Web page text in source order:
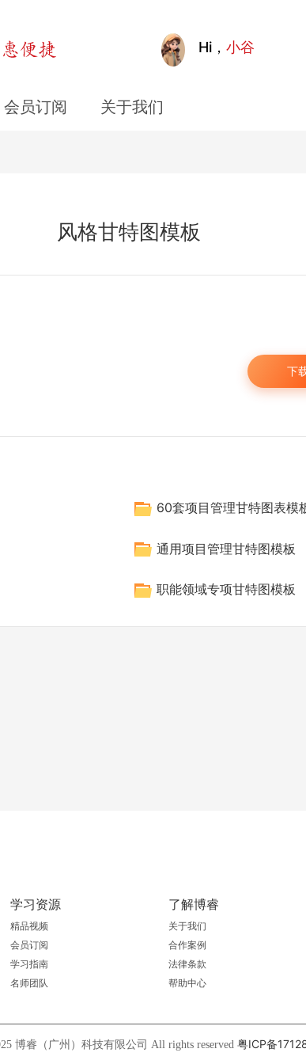
Hi， 小谷
会员订阅 关于我们
风格甘特图模板
下
60套项目管理甘特图表模
通用项目管理甘特图模板
职能领域专项甘特图模板
学习资源
精品视频
会员订阅
学习指南
名师团队
了解博睿
关于我们
合作案例
法律条款
帮助中心
博睿（广州）科技有限公司 All rights reserved 粤ICP备